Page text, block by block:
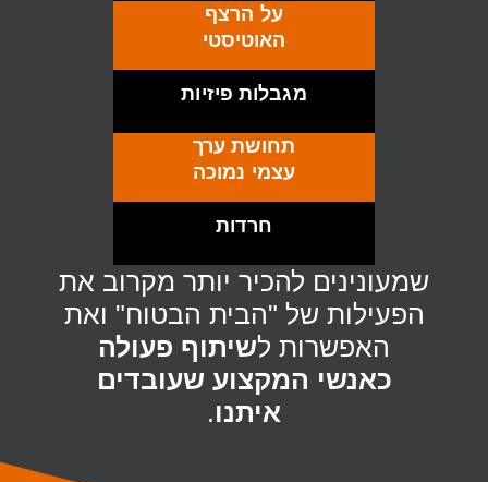
על הרצף
האוטיסטי
מגבלות פיזיות
תחושת ערך
עצמי נמוכה
חרדות
שמעונינים להכיר יותר מקרוב את
הפעילות של "הבית הבטוח" ואת
האפשרות לשיתוף פעולה
כאנשי המקצוע שעובדים
איתנו.